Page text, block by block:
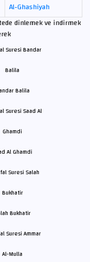
Al-Ghashiyah
dinlemek ve indirmek
Balila
Al Ghamdi
Bukhatir